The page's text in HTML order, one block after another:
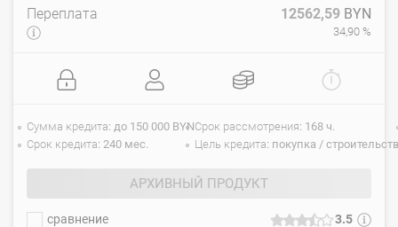
3.5
сравнение
Переплата 12562,59 BYN
34,90 %
АРХИВНЫЙ ПРОДУКТ
Сумма кредита до 150 000 BYN
Срок кредита 240 мес.
Срок рассмотрения 168 ч.
Цель кредита покупка /